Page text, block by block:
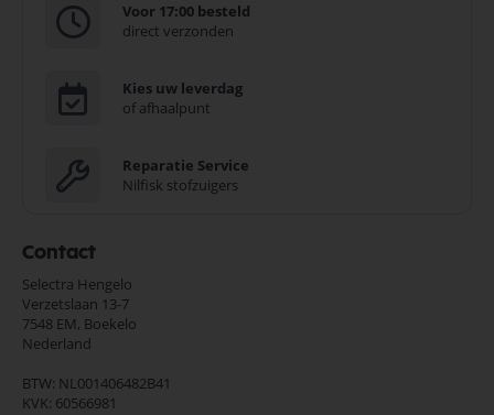
Voor 17:00 besteld
direct verzonden
Kies uw leverdag
of afhaalpunt
Reparatie Service
Nilfisk stofzuigers
Contact
Selectra Hengelo
Verzetslaan 13-7
7548 EM, Boekelo
Nederland
BTW: NL001406482B41
KVK: 60566981